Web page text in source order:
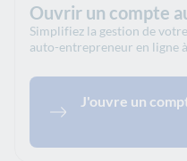
Ouvrir un compte
Simplifiez la gestion de
auto-entrepreneur en ligne
J'ouvre un